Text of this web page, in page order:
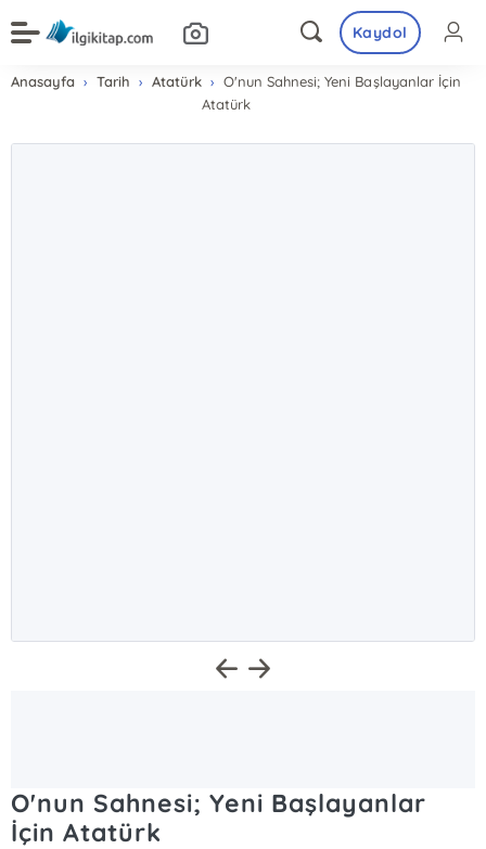
Kaydol
Anasayfa Tarih Atatürk
O'nun Sahnesi; Yeni Başlayanlar İçin
Atatürk
O'nun Sahnesi; Yeni Başlayanlar
İçin Atatürk